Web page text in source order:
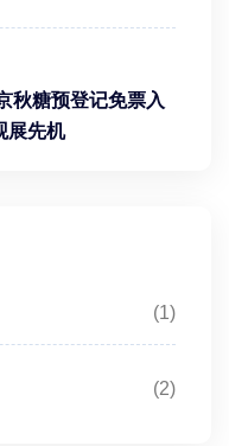
秋糖预登记免票入
展先机
(1)
(2)